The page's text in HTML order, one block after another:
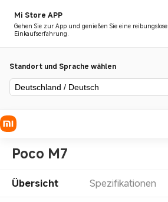
Mi Store APP
Gehen Sie zur App und genießen Sie eine reibungslose
Einkaufserfahrung.
Standort und Sprache wählen
Deutschland / Deutsch
Poco M7
Übersicht Spezifikationen